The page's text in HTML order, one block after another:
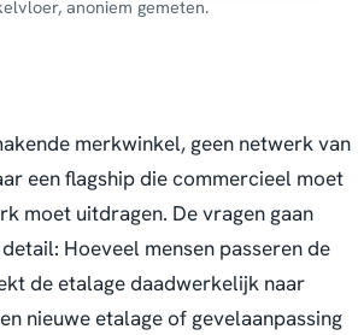
anoniem gemeten.
merkwinkel, geen netwerk van
een flagship die commercieel moet
moet uitdragen. De vragen gaan
Hoeveel mensen passeren de
de etalage daadwerkelijk naar
nieuwe etalage of gevelaanpassing